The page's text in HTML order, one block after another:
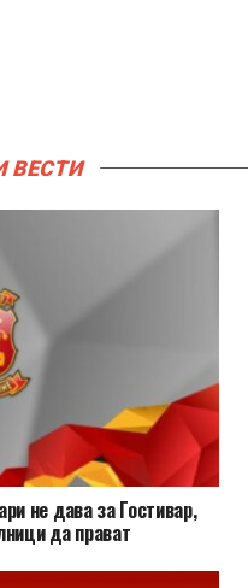
ВЕСТИ
не дава за Гостивар,
да прават